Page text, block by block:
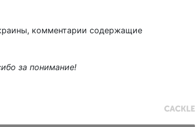
комментарии содержащие
за понимание!